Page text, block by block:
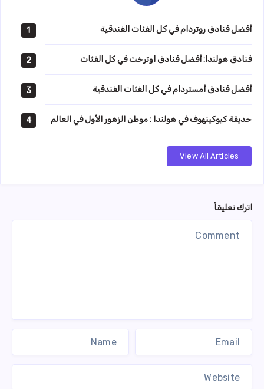
1 أفضل فنادق روتردام في كل الفئات الفندقية
2 فنادق هولندا: أفضل فنادق اوترخت في كل الفئات
3 أفضل فنادق أمستردام في كل الفئات الفندقية
4 حديقة كيوكينهوف في هولندا : موطن الزهور الأول في العالم
View All Articles
اترك تعليقاً